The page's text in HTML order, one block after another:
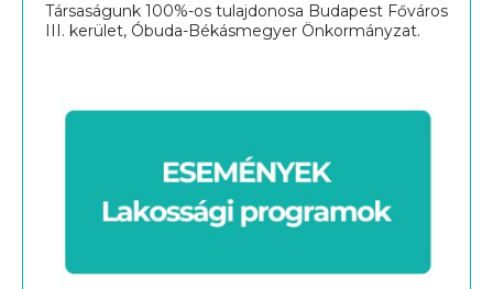
Társaságunk 100%-os tulajdonosa Budapest Főváros
III. kerület, Óbuda-Békásmegyer Önkormányzat.